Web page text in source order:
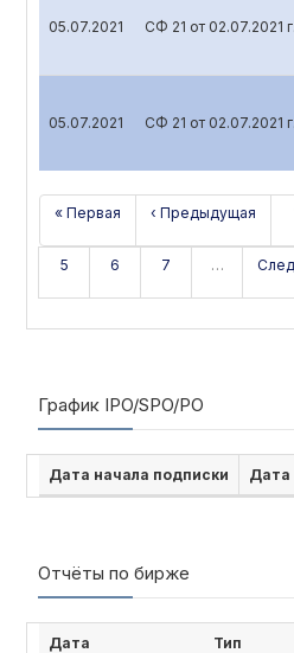
05.07.2021 СФ 21 от 02.07.2021
05.07.2021 СФ 21 от 02.07.2021
« Первая ‹ Предыдущая
5 6 7 …
График IPO/SPO/PO
Дата начала подписки Дата
Отчёты по бирже
Дата Тип